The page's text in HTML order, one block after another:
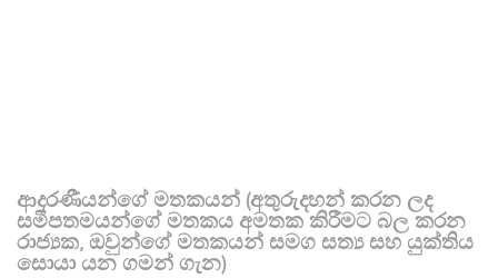
ආදරණීයන්ගේ මතකයන් (අතුරුදහන් කරන ලද
සමීපතමයන්ගේ මතකය අමතක කිරීමට බල කරන
රාජ්‍යක, ඔවුන්ගේ මතකයන් සමග සත්‍ය සහ යුක්තිය
සොයා යන ගමන් ගැන)